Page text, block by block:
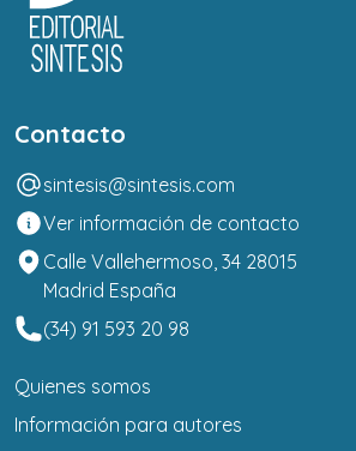
Contacto
sintesis@sintesis.com
Ver información de contacto
Calle Vallehermoso, 34 28015
Madrid España
(34) 91 593 20 98
Quienes somos
Información para autores